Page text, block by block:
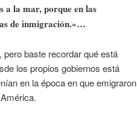
a la mar, porque en las
de inmigración.»…
baste recordar qué está
los propios gobiernos está
en la época en que emigraron